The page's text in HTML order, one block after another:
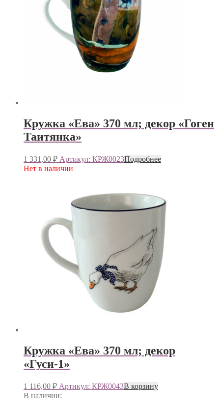
Кружка «Ева» 370 мл; декор «Гоген
Таитянка»
1 331,00 ₽ Артикул: КРЖ0023Подробнее
Нет в наличии
Кружка «Ева» 370 мл; декор
«Гуси-1»
1 116,00 ₽ Артикул: КРЖ0043В корзину
В наличии: